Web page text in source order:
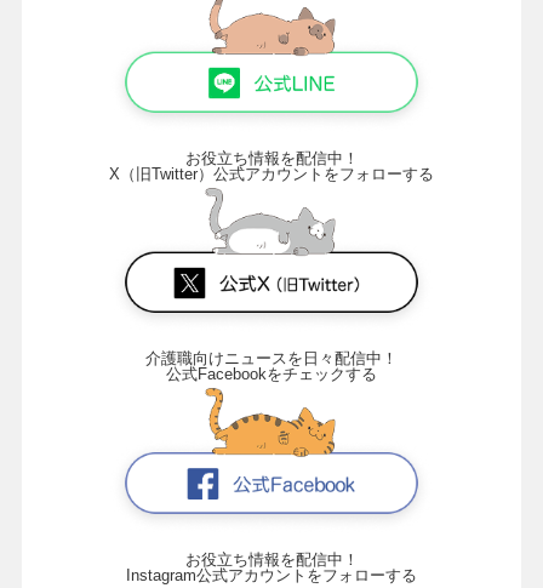
お役立ち情報を配信中！
X（旧Twitter）公式アカウントをフォローする
介護職向けニュースを日々配信中！
公式Facebookをチェックする
お役立ち情報を配信中！
Instagram公式アカウントをフォローする